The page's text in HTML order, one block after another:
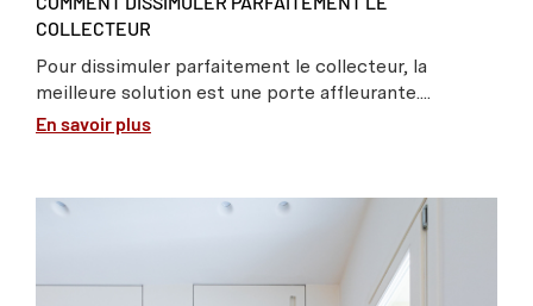
COLLECTEUR
Pour dissimuler parfaitement le collecteur, la
meilleure solution est une porte affleurante....
En savoir plus